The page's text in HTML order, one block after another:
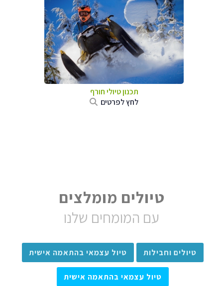
תכנון טיולי חורף
לחץ לפרטים
טיולים מומלצים
עם המומחים שלנו
טיולים וחבילות טיול עצמאי בהתאמה אישית
טיול עצמאי בהתאמה אישית